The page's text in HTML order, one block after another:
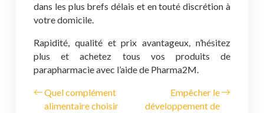
dans les plus brefs délais et en touté discrétion à
votre domicile.
Rapidité, qualité et prix avantageux, n’hésitez
plus et achetez tous vos produits de
parapharmacie avec l’aide de Pharma2M.
Quel complément
alimentaire choisir
Empêcher le
développement de